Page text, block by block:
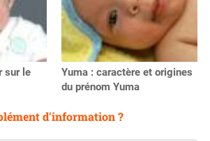
sur le
Yuma : caractère et origines
du prénom Yuma
d'information ?